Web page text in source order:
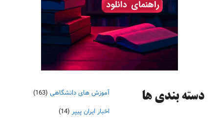
دسته‌ بندی ها آموزش های دانشگاهی (163)
اخبار ایران پیپر (14)